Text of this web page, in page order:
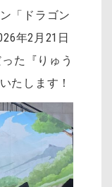
「ドラゴン
年2月21日
た『りゅう
たします！